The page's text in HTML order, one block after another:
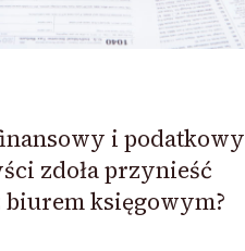
i podatkowy
zdoła przynieść
biurem księgowym?